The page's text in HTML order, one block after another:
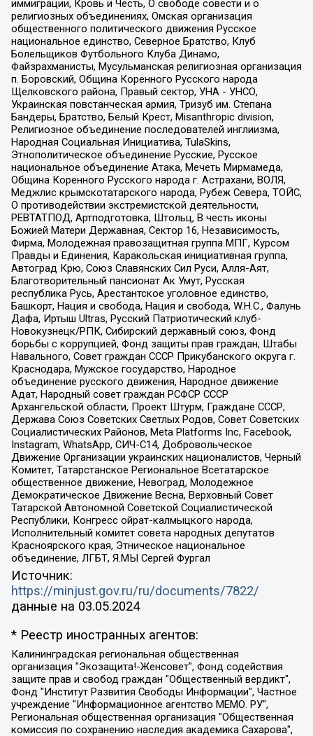
иммиграции, Кровь и Честь, О свободе совести и о
религиозных объединениях, Омская организация
общественного политического движения Русское
национальное единство, Северное Братство, Клуб
Болельщиков Футбольного Клуба Динамо,
Файзрахманисты, Мусульманская религиозная организация
п. Боровский, Община Коренного Русского народа
Щелковского района, Правый сектор, УНА - УНСО,
Украинская повстанческая армия, Тризуб им. Степана
Бандеры, Братство, Белый Крест, Misanthropic division,
Религиозное объединение последователей инглиизма,
Народная Социальная Инициатива, TulaSkins,
Этнополитическое объединение Русские, Русское
национальное объединение Атака, Мечеть Мирмамеда,
Община Коренного Русского народа г. Астрахани, ВОЛЯ,
Меджлис крымскотатарского народа, Рубеж Севера, ТОЙС,
О противодействии экстремистской деятельности,
РЕВТАТПОД, Артподготовка, Штольц, В честь иконы
Божией Матери Державная, Сектор 16, Независимость,
Фирма, Молодежная правозащитная группа МПГ, Курсом
Правды и Единения, Каракольская инициативная группа,
Автоград Крю, Союз Славянских Сил Руси, Алля-Аят,
Благотворительный пансионат Ак Умут, Русская
республика Русь, Арестантское уголовное единство,
Башкорт, Нация и свобода, Нация и свобода, W.H.С., Фалунь
Дафа, Иртыш Ultras, Русский Патриотический клуб-
Новокузнецк/РПК, Сибирский державный союз, Фонд
борьбы с коррупцией, Фонд защиты прав граждан, Штабы
Навального, Совет граждан СССР Прикубанского округа г.
Краснодара, Мужское государство, Народное
объединение русского движения, Народное движение
Адат, Народный совет граждан РСФСР СССР
Архангельской области, Проект Штурм, Граждане СССР,
Держава Союз Советских Светлых Родов, Совет Советских
Социалистических Районов, Meta Platforms Inc, Facebook,
Instagram, WhatsApp, СИЧ-С14, Добровольческое
Движение Организации украинских националистов, Черный
Комитет, Татарстанское Региональное Всетатарское
общественное движение, Невоград, Молодежное
Демократическое Движение Весна, Верховный Совет
Татарской Автономной Советской Социалистической
Республики, Конгресс ойрат-калмыцкого народа,
Исполнительный комитет совета народных депутатов
Красноярского края, Этническое национальное
объединение, ЛГБТ, Я.МЫ Сергей Фургал
Источник:
https://minjust.gov.ru/ru/documents/7822/
данные на 03.05.2024
* Реестр иностранных агентов:
Калининградская региональная общественная организация "Экозащита!-Женсовет", Фонд содействия защите прав и свобод граждан "Общественный вердикт", Фонд "Институт Развития Свободы Информации", Частное учреждение "Информационное агентство МЕМО. РУ", Региональная общественная организация "Общественная комиссия по сохранению наследия академика Сахарова", Фонд поддержки свободы прессы, Санкт-Петербургская общественная правозащитная организация "Гражданский контроль", Межрегиональная общественная организация "Информационно-просветительский центр "Мемориал", Региональный Фонд "Центр Защиты Прав Средств Массовой Информации", с 05.12.2023 Фонд "Центр Защиты Прав Средств массовой информации", Региональная общественная благотворительная организация помощи беженцам и мигрантам "Гражданское содействие", Негосударственное образовательное учреждение дополнительного профессионального образования (повышение квалификации) специалистов "АКАДЕМИЯ ПО ПРАВАМ ЧЕЛОВЕКА", Свердловская региональная общественная организация "Сутяжник", Автономная некоммерческая организация "Центр независимых социологических исследований", Союз общественных объединений "Российский исследовательский центр по правам человека", Региональное общественное учреждение научно-информационный центр "МЕМОРИАЛ", Некоммерческая организация "Фонд защиты гласности", Автономная некоммерческая организация "Институт прав человека", Городская общественная организация "Екатеринбургское общество "МЕМОРИАЛ", Городская общественная организация "Рязанское историко-просветительское и правозащитное общество "Мемориал" (Рязанский Мемориал), Челябинский региональный орган общественной самодеятельности – женское общественное объединение "Женщины Евразии", Челябинский региональный орган общественной самодеятельности "Уральская правозащитная группа", Фонд содействия защите здоровья и социальной справедливости имени Андрея Рылькова, Автономная Некоммерческая Организация "Аналитический Центр Юрия Левады", Автономная некоммерческая организация социальной поддержки населения "Проект Апрель", Региональная общественная организация помощи женщинам и детям, находящимся в кризисной ситуации "Информационно-методический центр "Анна", Фонд содействия развитию массовых коммуникаций и правовому просвещению "Так-так-Так", Фонд содействия устойчивому развитию "Серебряная тайга", Свердловский региональный общественный фонд социальных проектов "Новое время", "Idel.Реалии", Кавказ.Реалии, Крым.Реалии, Телеканал Настоящее Время, Татаро-башкирская служба Радио Свобода (Azatliq Radiosi), Радио Свободная Европа/Радио Свобода (PCE/PC), "Сибирь.Реалии", "Фактограф", Благотворительный фонд помощи осужденным и их семьям, Автономная некоммерческая организация "Институт глобализации и социальных движений", Фонд "В защиту прав заключенных", Частное учреждение "Центр поддержки и содействия развитию средств массовой информации", Пензенский региональный общественный благотворительный фонд "Гражданский союз", "Север.Реалии", Некоммерческая организация Фонд "Правовая инициатива", Общество с ограниченной ответственностью "Радио Свободная Европа/Радио Свобода", Чешское информационное агентство "MEDIUM-ORIENT", Красноярская региональная общественная организация "Мы против СПИДа", Камалягин Денис Николаевич, Маркелов Сергей Евгеньевич, Пономарев Лев Александрович, Савицкая Людмила Алексеевна, Автономная некоммерческая организация "Центр по работе с проблемой насилия "НАСИЛИЮ.НЕТ", Межрегиональный профессиональный союз работников здравоохранения "Альянс врачей", Юридическое лицо, зарегистрированное в Латвийской Республике, SIA "Medusa Project" (регистрационный номер 40103797863, дата регистрации 10.06.2014), Некоммерческая организация "Фонд по борьбе с коррупцией", Автономная некоммерческая организация "Институт права и публичной политики", Баданин Роман Сергеевич, Гликин Максим Александрович, Железнова Мария Михайловна, Лукьянова Юлия Сергеевна, Маетная Елизавета Витальевна, Маняхин Петр Борисович, Чуракова Ольга Владимировна, Ярош Юлия Петровна, Юридическое лицо "The Insider SIA", зарегистрированное в Риге, Латвийская Республика (дата регистрации 26.06.2015), являющееся администратором доменного имени интернет-издания "The Insider SIA", https://theins.ru, Постернак Алексей Евгеньевич, Рубин Михаил Аркадьевич, Анин Роман Александрович, Юридическое лицо Istories fonds, зарегистрированное в Латвийской Республике (регистрационный номер 50008295751, дата регистрации 24.02.2020), Великовский Дмитрий Александрович, Долинина Ирина Николаевна, Мароховская Алеся Алексеевна, Шлейнов Роман Юрьевич, Шмагун Олеся Валентиновна, Общество с ограниченной ответственностью "Альтаир 2021", Общество с ограниченной ответственностью "Вега 2021", Общество с ограниченной ответственностью "Главный редактор 2021", Общество с ограниченной ответственностью "Ромашки монолит", Важенков Артем Валерьевич, Ивановская областная общественная организация "Центр гендерных исследований", Гурман Юрий Альбертович, Медиапроект "ОВД-Инфо", Егоров Владимир Владимирович, Жилинский Владимир Александрович, Общество с ограниченной ответственностью "ЗП", Иванова София Юрьевна, Карезина Инна Павловна, Кильтау Екатерина Викторовна, Петров Алексей Викторович, Пискунов Сергей Евгеньевич, Смирнов Сергей Сергеевич, Тихонов Михаил Сергеевич, Общество с ограниченной ответственностью "ЖУРНАЛИСТ-ИНОСТРАННЫЙ АГЕНТ", Арапова Галина Юрьевна, Вольтская Татьяна Анатольевна, Американская компания "Mason G.E.S. Anonymous Foundation" (США), являющаяся владельцем интернет-издания https://mnews.world/, Компания "Stichting Bellingcat", зарегистрированная в Нидерландах (дата регистрации 11.07.2018), Захаров Андрей Вячеславович, Клепиковская Екатерина Дмитриевна, Общество с ограниченной ответственностью "МЕМО", Перл Роман Александрович, Симонов Евгений Алексеевич, Соловьева Елена Анатольевна, Сотников Даниил Владимирович, Сурначева Елизавета Дмитриевна, Автономная некоммерческая организация по защите прав человека и информированию населения "Якутия – Наше Мнение", Общество с ограниченной ответственностью "Москоу диджитал медиа", с 26.01.2023 Общество с ограниченной ответственностью "Чайка Белые сады", Ветошкина Валерия Валерьевна, Заговора Максим Александрович, Межрегиональное общественное движение "Российская ЛГБТ - сеть", Оленичев Максим Владимирович, Павлов Иван Юрьевич, Скворцова Елена Сергеевна, Общество с ограниченной ответственностью "Как бы инагент", Кочетков Игорь Викторович, Общество с ограниченной ответственностью "Честные выборы", Еланчик Олег Александрович, Общество с ограниченной ответственностью "Нобелевский призыв", Гималова Регина Эмилевна, Григорьев Андрей Валерьевич, Григорьева Алина Александровна, Ассоциация по содействию защите прав призывников, альтернативнослужащих и военнослужащих "Правозащитная группа "Гражданин.Армия.Право", Хисамова Регина Фаритовна, Автономная некоммерческая организация по реализации социально-правовых программ "Лилит", Дальневосточное общественное движение "Маяк", Санкт-Петербургская ЛГБТ-инициативная группа "Выход", Инициативная группа ЛГБТ+ "Реверс", Алексеев Андрей Викторович, Бекбулатова Таисия Львовна, Беляев Иван Михайлович, Владыкина Елена Сергеевна, Гельман Марат Александрович, Никульшина Вероника Юрьевна, Толоконникова Надежда Андреевна, Шендерович Виктор Анатольевич, Общество с ограниченной ответственностью "Данное сообщение", Общество с ограниченной ответственностью Издательский дом "Новая глава", Айнбиндер Александра Александровна, Московский комьюнити-центр для ЛГБТ+инициатив, Благотворительный фонд развития филантропии, Deutsche Welle (Германия, Kurt-Schumacher-Strasse 3, 53113 Bonn), Борзунова Мария Михайловна, Воробьев Виктор Викторович, Голубева Анна Львовна, Константинова Алла Михайловна, Малкова Ирина Владимировна, Мурадов Мурад Абдулгалимович, Осетинская Елизавета Николаевна, Понасенков Евгений Николаевич, Ганапольский Матвей Юрьевич, Киселев Евгений Алексеевич, Борухович Ирина Григорьевна, Дремин Иван Тимофеевич, Дубровский Дмитрий Викторович, Красноярская региональная общественная организация поддержки и развития альтернативных образовательных технологий и межкультурных коммуникаций "ИНТЕРРА", Маяковская Екатерина Алексеевна, Фейгин Марк Захарович, Филимонов Андрей Викторович, Дзугкоева Регина Николаевна, Доброхотов Роман Александрович, Дудь Юрий Александрович, Елкин Сергей Владимирович, Кругликов Кирилл Игоревич, Сабунаева Мария Леонидовна, Семенов Алексей Владимирович, Шаинян Карен Багратович, Шульман Екатерина Михайловна, Асафьев Артур Валерьевич, Вахштайн Виктор Семенович, Венедиктов Алексей Алексеевич, Лушникова Екатерина Евгеньевна, Волков Леонид Михайлович, Невзоров Александр Глебович, Пархоменко Сергей Борисович, Сироткин Ярослав Николаевич, Кара-Мурза Владимир Владимирович, Баранова Наталья Владимировна, Гозман Леонид Яковлевич, Кагарлицкий Борис Юльевич, Климарев Михаил Валерьевич, Милов Владимир Станиславович, Автономная некоммерческая организация Краснодарский центр современного искусства "Типография", Моргенштерн Алишер Тагирович, Соболь Любовь Эдуардовна, Общество с ограниченной ответственностью "ЛИЗА НОРМ", Каспаров Гарри Кимович, Ходорковский Михаил Борисович, Общество с ограниченной ответственностью "Апрельские тезисы", Данилович Ирина Брониславовна, Кашин Олег Владимирович, Петров Николай Владимирович, Пивоваров Алексей Владимирович, Соколов Михаил Владимирович, Цветкова Юлия Владимировна, Чичваркин Евгений Александрович, Комитет против пыток/Команда против пыток, Общество с ограниченной ответственностью "Первый научный", Общество с ограниченной ответственностью "Вертолет и ко", Белоцерковская Вероника Борисовна, Кац Максим Евгеньевич, Лазарева Татьяна Юрьевна, Шаведдинов Руслан Табризович, Яшин Илья Валерьевич, Общество с ограниченной ответственностью "Иноагент ААВ", Алешковский Дмитрий Петрович, Альбац Евгения Марковна, Быков Дмитрий Львович, Галямина Юлия Евгеньевна, Лойко Сергей Леонидович, Мартынов Кирилл Константинович, Медведев Сергей Александрович, Крашенинников Федор Геннадиевич, Гордеева Катерина Вл